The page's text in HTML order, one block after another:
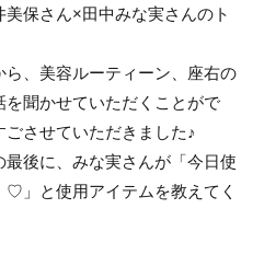
保さん×田中みな実さんのト
、美容ルーティーン、座右の
聞かせていただくことがで
させていただきました♪
後に、みな実さんが「今日使
♡」と使用アイテムを教えてく